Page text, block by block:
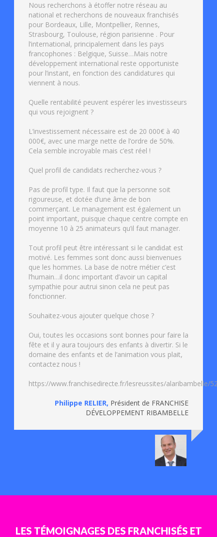
Nous recherchons à étoffer notre réseau au
national et recherchons de nouveaux franchisés
pour Bordeaux, Lille, Montpellier, Rennes,
Strasbourg, Toulouse, région parisienne . Pour
l’international, principalement dans les pays
francophones : Belgique, Suisse…Mais notre
développement international reste opportuniste
pour l’instant, en fonction des candidatures qui
viennent à nous.
Quelle rentabilité peuvent espérer les investisseurs
qui vous rejoignent ?
L’investissement nécessaire est de 20 000€ à 40
000€, avec une marge nette de l’ordre de 50%.
Cela semble incroyable mais c’est réel !
Quel profil de candidats recherchez-vous ?
Pas de profil type. Il faut que la personne soit
rigoureuse, et dotée d’une âme de bon
commerçant. Le management est également un
point important, puisque chaque centre compte en
moyenne 10 à 25 animateurs qu’il faut manager.
Tout profil peut être intéressant si le candidat est
motivé. Les femmes sont donc aussi bienvenues
que les hommes. La base de notre métier c’est
l’humain…il donc important d’avoir un capital
sympathie pour autrui sinon cela ne peut pas
fonctionner.
Souhaitez-vous ajouter quelque chose ?
Oui, toutes les occasions sont bonnes pour faire la
fête et il y aura toujours des enfants à divertir. Si le
domaine des enfants et de l’animation vous plait,
contactez nous !
https://www.franchisedirecte.fr/lesreussites/alaribambelle/
Philippe RELIER, Président de FRANCHISE
DÉVELOPPEMENT RIBAMBELLE
LES TÉMOIGNAGES DES FRANCHISÉS ET